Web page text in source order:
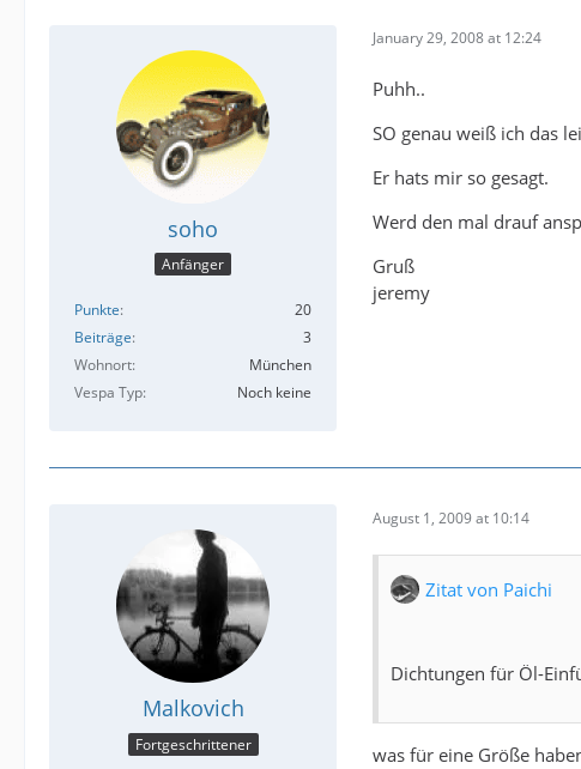
soho
Anfänger
Punkte
20
Beiträge
3
Wohnort
München
Vespa Typ
Noch keine
January 29, 2008 at 12:24
Puhh..
SO genau weiß ich das
Er hats mir so gesagt.
Werd den mal drauf
Gruß
jeremy
Malkovich
Fortgeschrittener
August 1, 2009 at 10:14
Zitat von Paichi
Dichtungen für Öl-
was für eine Größe